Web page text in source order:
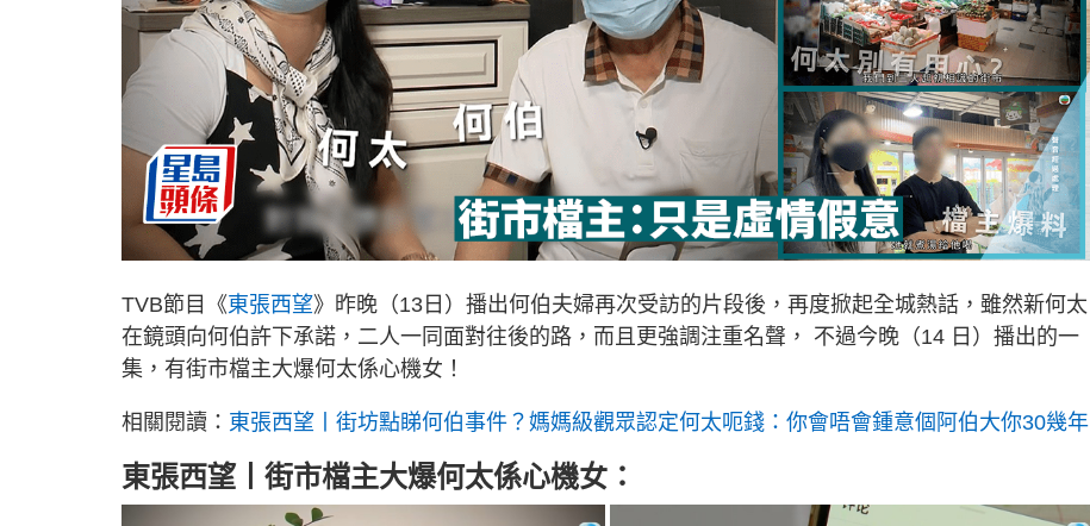
TVB節目《東張西望》昨晚（13日）播出何伯夫婦再次受訪的片段後，再度掀起全城熱話，雖然新何太
在鏡頭向何伯許下承諾，二人一同面對往後的路，而且更強調注重名聲， 不過今晚（14 日）播出的一
集，有街市檔主大爆何太係心機女！
相關閱讀： 東張西望丨街坊點睇何伯事件？媽媽級觀眾認定何太呃錢：你會唔會鍾意個阿伯大你30幾年
東張西望丨街市檔主大爆何太係心機女：